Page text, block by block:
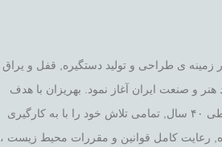
۱۳۵۵ فعالیت خود را در زمینه ی طراحی و تولید دستگیره, قفل و یراق
و صنعت ایران آغاز نمود. بهریزان با هدف
توسعه این صنعت بر اساس ارتقاء کیفیت و نوآوری طی ۴۰ سال, تمامی تلاش خود را با به کارگیری
رعایت کامل قوانین و مقررات محیط زیست ،